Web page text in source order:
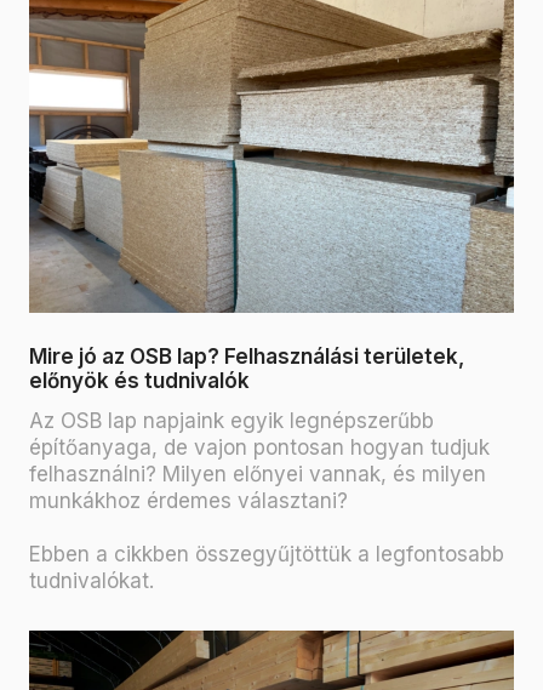
Mire jó az OSB lap? Felhasználási területek,
előnyök és tudnivalók
Az OSB lap napjaink egyik legnépszerűbb
építőanyaga, de vajon pontosan hogyan tudjuk
felhasználni? Milyen előnyei vannak, és milyen
munkákhoz érdemes választani?
Ebben a cikkben összegyűjtöttük a legfontosabb
tudnivalókat.